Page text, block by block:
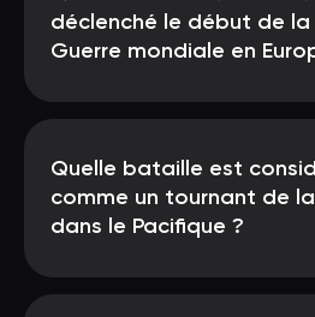
déclenché le début de la
Guerre mondiale en
Quelle bataille est
comme un tournant de
dans le Pacifique ?